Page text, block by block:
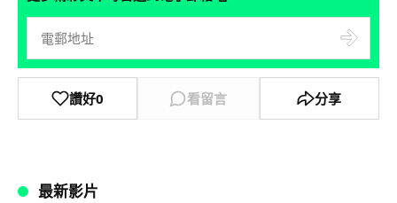
讚好0 看留言 分享
最新影片